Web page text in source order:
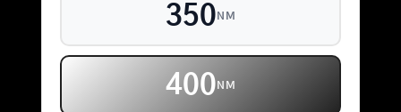
350 NM
400 NM